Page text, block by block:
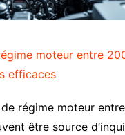
moteur entre
efficaces
régime moteur
être source